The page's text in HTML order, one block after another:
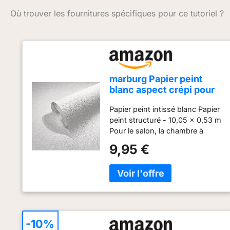
Où trouver les fournitures spécifiques pour ce tutoriel ?
marburg Papier peint
blanc aspect crépi pour
coucher Fabriqué en
Allemagne 10,05 x 0,53
m
Papier peint intissé blanc Papier
peint structuré - 10,05 x 0,53 m
Pour le salon, la chambre à
TENDANCES EN MATIÈRE DE
PAPIER PEINT : les papiers
peints modernes doivent être
faciles à poser, de grande
qualité et esthétiques. Les
exigences. FABRIQUÉ EN
9,95 €
-10%